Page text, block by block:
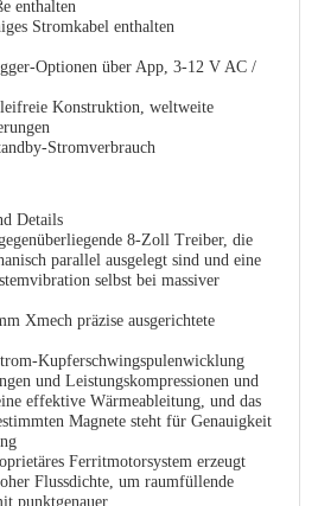
enthalten
Stromkabel enthalten
Optionen über App, 3-12 V AC /
Konstruktion, weltweite
Stromverbrauch
Details
8-Zoll Treiber, die
parallel ausgelegt sind und eine
selbst bei massiver
Xmech präzise ausgerichtete
Kupferschwingspulenwicklung
und Leistungskompressionen und
effektive Wärmeableitung, und das
Magnete steht für Genauigkeit
Ferritmotorsystem erzeugt
Flussdichte, um raumfüllende
punktgenauer